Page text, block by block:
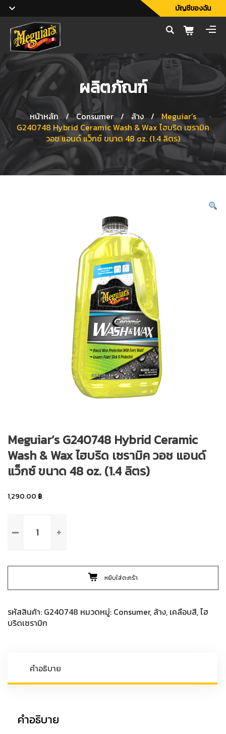
บัญชีของฉัน
ผลิตภัณฑ์
หน้าหลัก / Consumer / ล้าง /
Meguiar’s
G240748 Hybrid Ceramic Wash & Wax ไฮบริด เซรามิค
วอช แอนด์ แว็กซ์ ขนาด 48 oz. (1.4 ลิตร)
Meguiar’s G240748 Hybrid Ceramic
Wash & Wax ไฮบริด เซรามิค วอช แอนด์
แว็กซ์ ขนาด 48 oz. (1.4 ลิตร)
1,290.00 ฿
Meguiar's
Ceramic
&
ไฮ
บริด
(1.4
หยิบใส่ตะกร้า
รหัสสินค้า: G240748 หมวดหมู่: Consumer, ล้าง, เคลือบสี,ไฮ
บริดเซรามิก
คำอธิบาย
คำอธิบาย